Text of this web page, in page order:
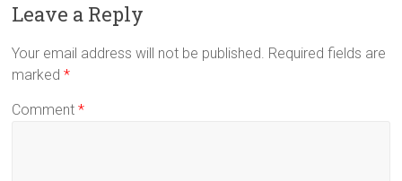
Leave a Reply
Your email address will not be published. Required fields are
marked*
Comment*